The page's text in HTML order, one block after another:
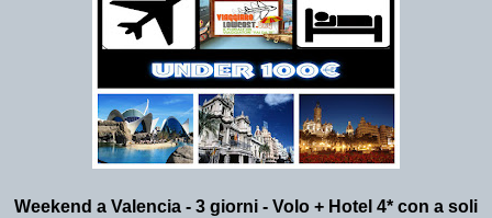
Weekend a Valencia - 3 giorni - Volo + Hotel 4* con a soli